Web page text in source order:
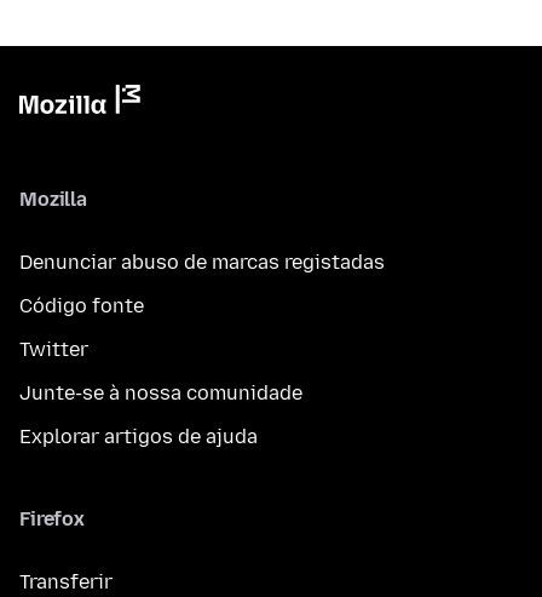
Mozilla
Denunciar abuso de marcas registadas
Código fonte
Twitter
Junte-se à nossa comunidade
Explorar artigos de ajuda
Firefox
Transferir